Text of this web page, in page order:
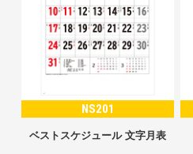
NS201
ベストスケジュール 文字月表